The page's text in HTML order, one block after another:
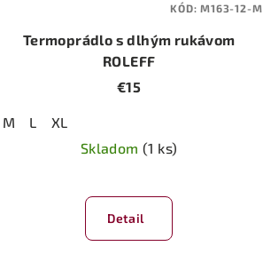
Termoprádlo s dlhým rukávom
ROLEFF
€15
M L
XL
Skladom(1 ks)
Detail
KÓD:M163-12-M